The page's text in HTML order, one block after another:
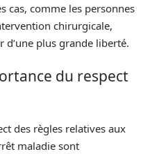
cas, comme les personnes
chirurgicale,
d’une plus grande liberté.
du respect
des règles relatives aux
maladie sont